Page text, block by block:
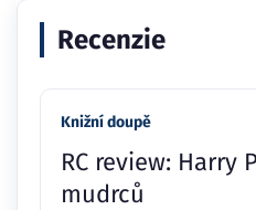
Recenzie
Knižní doupě
RC review: Harry
mudrců